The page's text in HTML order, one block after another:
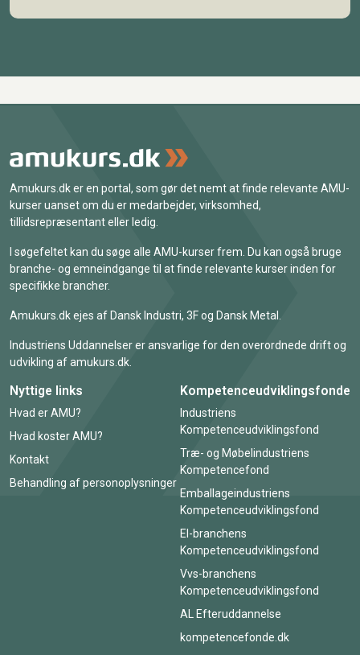
Amukurs.dk er en portal, som gør det nemt at finde relevante AMU-
kurser uanset om du er medarbejder, virksomhed,
tillidsrepræsentant eller ledig.
I søgefeltet kan du søge alle AMU-kurser frem. Du kan også bruge
branche- og emneindgange til at finde relevante kurser inden for
specifikke brancher.
Amukurs.dk ejes af Dansk Industri, 3F og Dansk Metal.
Industriens Uddannelser er ansvarlige for den overordnede drift og
udvikling af amukurs.dk.
Nyttige links
Hvad er AMU?
Hvad koster AMU?
Kontakt
Behandling af personoplysninger
Kompetenceudviklingsfonde
Industriens
Kompetenceudviklingsfond
Træ- og Møbelindustriens
Kompetencefond
Emballageindustriens
Kompetenceudviklingsfond
El-branchens
Kompetenceudviklingsfond
Vvs-branchens
Kompetenceudviklingsfond
AL Efteruddannelse
kompetencefonde.dk